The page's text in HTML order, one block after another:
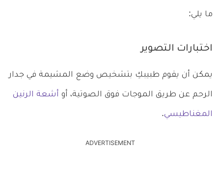
ما يلي:
اختبارات التصوير
يمكن أن يقوم طبيبكِ بتشخيص وضع المشيمة في جدار
الرحم عن طريق الموجات فوق الصوتية، أو أشعة الرنين
المغناطيسي.
ADVERTISEMENT